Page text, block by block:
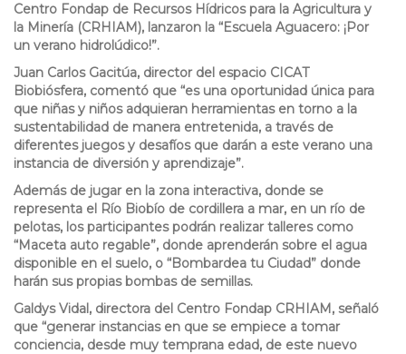
Centro Fondap de Recursos Hídricos para la Agricultura y
la Minería (CRHIAM), lanzaron la “Escuela Aguacero: ¡Por
un verano hidrolúdico!”.
Juan Carlos Gacitúa, director del espacio CICAT
Biobiósfera, comentó que “es una oportunidad única para
que niñas y niños adquieran herramientas en torno a la
sustentabilidad de manera entretenida, a través de
diferentes juegos y desafíos que darán a este verano una
instancia de diversión y aprendizaje”.
Además de jugar en la zona interactiva, donde se
representa el Río Biobío de cordillera a mar, en un río de
pelotas, los participantes podrán realizar talleres como
“Maceta auto regable”, donde aprenderán sobre el agua
disponible en el suelo, o “Bombardea tu Ciudad” donde
harán sus propias bombas de semillas.
Galdys Vidal, directora del Centro Fondap CRHIAM, señaló
que “generar instancias en que se empiece a tomar
conciencia, desde muy temprana edad, de este nuevo